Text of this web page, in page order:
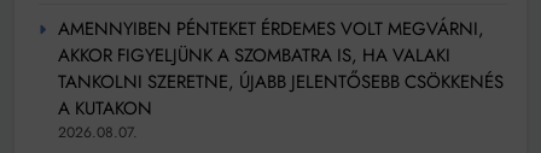
AMENNYIBEN PÉNTEKET ÉRDEMES VOLT MEGVÁRNI,
AKKOR FIGYELJÜNK A SZOMBATRA IS, HA VALAKI
TANKOLNI SZERETNE, ÚJABB JELENTŐSEBB CSÖKKENÉS
A KUTAKON
2026.08.07.